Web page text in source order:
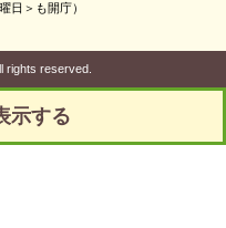
日＞も開庁）
rights reserved.
示する